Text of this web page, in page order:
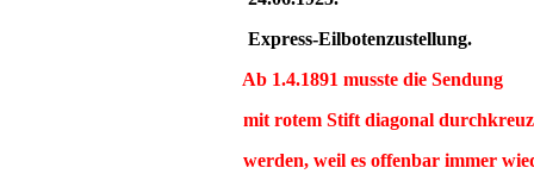
Eilbotenzustellung.
Ab 1.4.1891 musste die Sendung
rotem Stift diagonal
weil es offenbar immer